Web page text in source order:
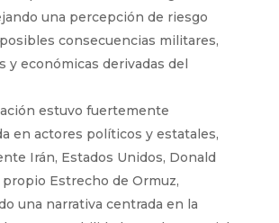
una percepción de riesgo
consecuencias militares,
y económicas derivadas del
estuvo fuertemente
en actores políticos y estatales,
Irán, Estados Unidos, Donald
Estrecho de Ormuz,
una narrativa centrada en la